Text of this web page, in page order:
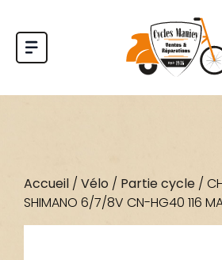
Accueil / Vélo / Partie cycle /
SHIMANO 6/7/8V CN-HG40 116